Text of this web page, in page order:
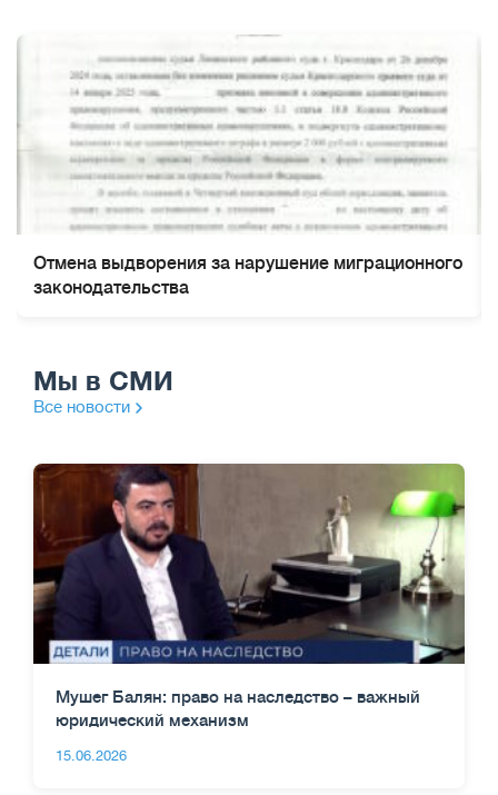
Отмена выдворения за нарушение миграционного
законодательства
Мы в СМИ
Все новости
Мушег Балян: право на наследство – важный
юридический механизм
15.06.2026